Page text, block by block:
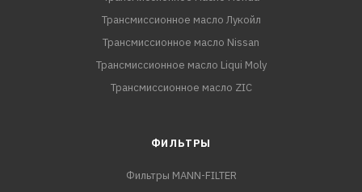
Трансмиссионное масло Лукойл
Трансмиссионное масло Nissan
Трансмиссионное масло Liqui Moly
Трансмиссионное масло ZIC
ФИЛЬТРЫ
Фильтры MANN-FILTER